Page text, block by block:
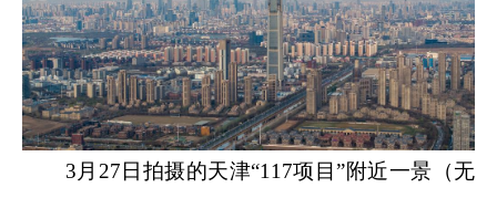
3月27日拍摄的天津“117项目”附近一景（无